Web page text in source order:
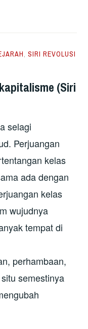
,SIRI REVOLUSI
(Siri
selagi
Perjuangan
kelas
ada dengan
kelas
wujudnya
tempat di
perhambaan,
semestinya